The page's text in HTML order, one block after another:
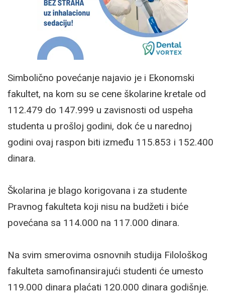
Simbolično povećanje najavio je i Ekonomski
fakultet, na kom su se cene školarine kretale od
112.479 do 147.999 u zavisnosti od uspeha
studenta u prošloj godini, dok će u narednoj
godini ovaj raspon biti između 115.853 i 152.400
dinara.
Školarina je blago korigovana i za studente
Pravnog fakulteta koji nisu na budžeti i biće
povećana sa 114.000 na 117.000 dinara.
Na svim smerovima osnovnih studija Filološkog
fakulteta samofinansirajući studenti će umesto
119.000 dinara plaćati 120.000 dinara godišnje.